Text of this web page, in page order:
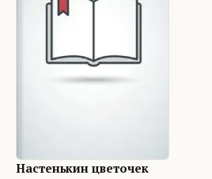
Настенькин цветочек